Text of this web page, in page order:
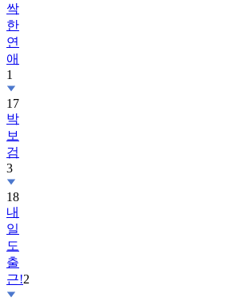
싹
한
연
애
1
17
박
보
검
3
18
내
일
도
출
근!2